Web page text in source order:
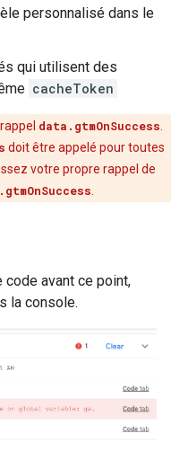
personnalisé dans le
qui utilisent des
cacheToken
data.gtmOnSuccess
doit être appelé pour toutes
votre propre rappel de
avant ce point,
la console.